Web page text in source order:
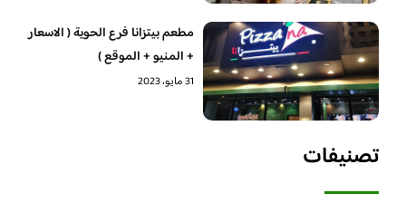
مطعم بيتزانا فرع الحوية ( الاسعار
+ المنيو + الموقع )
31 مايو، 2023
تصنيفات